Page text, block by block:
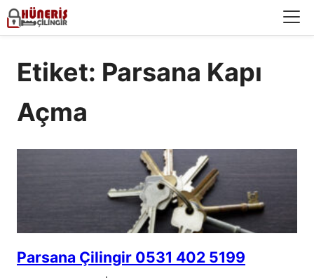
Etiket: Parsana Kapı
Açma
Parsana Çilingir 0531 402 5199